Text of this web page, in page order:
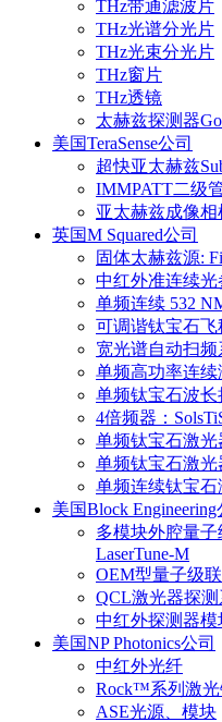
THz带通滤波片
THz光谱分光片
THz光束分光片
THz窗片
THz透镜
太赫兹探测器
美国TeraSense公司
超快亚太赫兹
IMMPATT二级
亚太赫兹成像相
英国M Squared公司
固体太赫兹源:
中红外准连续光
单频连续 532
可调谐钛宝石飞
宽光谱自动扫频
单频高功率连续
单频钛宝石波长
4倍频器：
单频钛宝石激光
单频钛宝石激光
单频连续钛宝石
美国Block Engineering
多模块外腔量子
LaserTune-M
OEM型量子级
QCL激光器探
中红外探测器模
美国NP Photonics公司
中红外光纤
Rock™系列激
ASE光源、模块